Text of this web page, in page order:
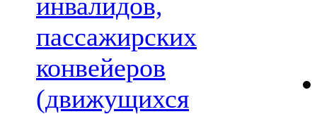
пассажирских
конвейеров
(движущихся